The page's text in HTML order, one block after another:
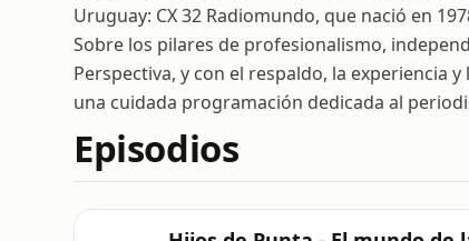
Uruguay: CX 32 Radiomundo, que nació en
Sobre los pilares de profesionalismo,
Perspectiva, y con el respaldo, la experiencia
una cuidada programación dedicada al
Episodios